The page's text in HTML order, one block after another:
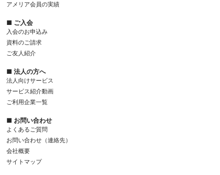
アメリア会員の実績
■ ご入会
入会のお申込み
資料のご請求
ご友人紹介
■ 法人の方へ
法人向けサービス
サービス紹介動画
ご利用企業一覧
■ お問い合わせ
よくあるご質問
お問い合わせ（連絡先）
会社概要
サイトマップ